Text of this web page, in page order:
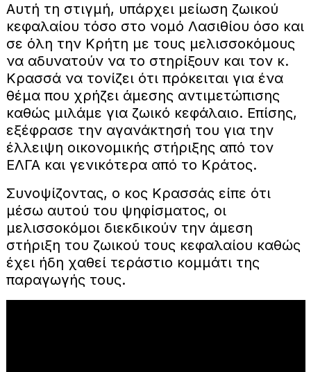
Αυτή τη στιγμή, υπάρχει μείωση ζωικού
κεφαλαίου τόσο στο νομό Λασιθίου όσο και
σε όλη την Κρήτη με τους μελισσοκόμους
να αδυνατούν να το στηρίξουν και τον κ.
Κρασσά να τονίζει ότι πρόκειται για ένα
θέμα που χρήζει άμεσης αντιμετώπισης
καθώς μιλάμε για ζωικό κεφάλαιο. Επίσης,
εξέφρασε την αγανάκτησή του για την
έλλειψη οικονομικής στήριξης από τον
ΕΛΓΑ και γενικότερα από το Κράτος.
Συνοψίζοντας, ο κος Κρασσάς είπε ότι
μέσω αυτού του ψηφίσματος, οι
μελισσοκόμοι διεκδικούν την άμεση
στήριξη του ζωικού τους κεφαλαίου καθώς
έχει ήδη χαθεί τεράστιο κομμάτι της
παραγωγής τους.